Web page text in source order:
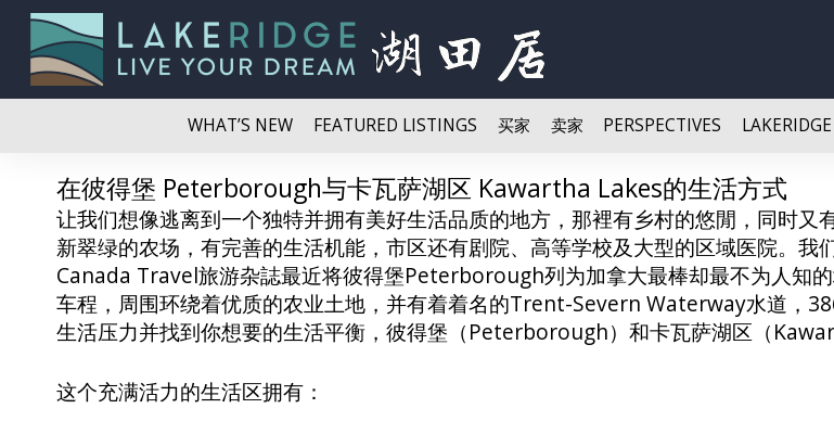
WHAT’S NEW FEATURED LISTINGS 买家 卖家 PERSPECTIVES
在彼得堡 Peterborough与卡瓦萨湖区 Kawartha Lakes的生活方式
让我们想像逃离到一个独特并拥有美好生活品质的地方，那裡有乡村的悠閒，同时
新翠绿的农场，有完善的生活机能，市区还有剧院、高等学校及大型的区域医院。
Canada Travel旅游杂誌最近将彼得堡Peterborough列为加拿大最棒却最不为人知
车程，周围环绕着优质的农业土地，并有着着名的Trent-Severn Waterway水道，
生活压力并找到你想要的生活平衡，彼得堡（Peterborough）和卡瓦萨湖区（
这个充满活力的生活区拥有：